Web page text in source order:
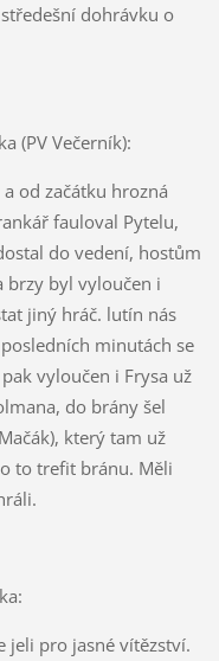
dohrávku o
(PV Večerník):
od začátku hrozná
fauloval Pytelu,
do vedení, hostům
brzy byl vyloučen i
jiný hráč. lutín nás
minutách se
vyloučen i Frysa už
do brány šel
který tam už
to trefit bránu. Měli
jeli pro jasné vítězství.